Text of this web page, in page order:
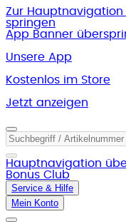
Zur Hauptnavigation
springen
App Banner
Unsere App
Kostenlos im Store
Jetzt anzeigen
Hauptnavigation
Bonus Club
Service & Hilfe
Mein Konto